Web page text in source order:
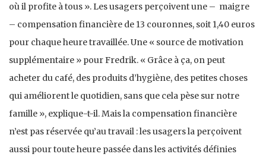
où il profite à tous ». Les usagers perçoivent une – maigre
– compensation financière de 13 couronnes, soit 1,40 euros
pour chaque heure travaillée. Une « source de motivation
supplémentaire » pour Fredrik. « Grâce à ça, on peut
acheter du café, des produits d’hygiène, des petites choses
qui améliorent le quotidien, sans que cela pèse sur notre
famille », explique-t-il. Mais la compensation financière
n’est pas réservée qu’au travail : les usagers la perçoivent
aussi pour toute heure passée dans les activités définies